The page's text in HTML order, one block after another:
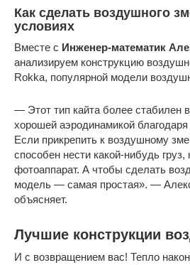
Как сделать воздушного
условиях
Вместе с Инженер-математик
анализируем конструкцию
Rokka, популярной модели
— Этот тип кайта более стабилен
хорошей аэродинамикой
Если прикрепить к воздушному
способен нести какой-нибудь груз,
фотоаппарат. А чтобы сделать
модель — самая простая». —
объясняет.
Лучшие конструкции
И с возвращением вас! Тепло